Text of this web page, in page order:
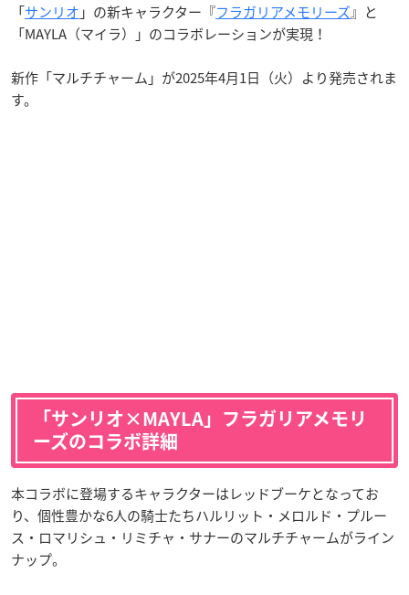
「サンリオ 」の新キャラクター『フラガリアメモリーズ』と
「MAYLA（マイラ）」のコラボレーションが実現！
新作「マルチチャーム」が2025年4月1日（火）より発売されま
す。
「サンリオ×MAYLA」フラガリアメモリ
ーズのコラボ詳細
本コラボに登場するキャラクターはレッドブーケとなってお
り、個性豊かな6人の騎士たちハルリット・メロルド・プルー
ス・ロマリシュ・リミチャ・サナーのマルチチャームがライン
ナップ。